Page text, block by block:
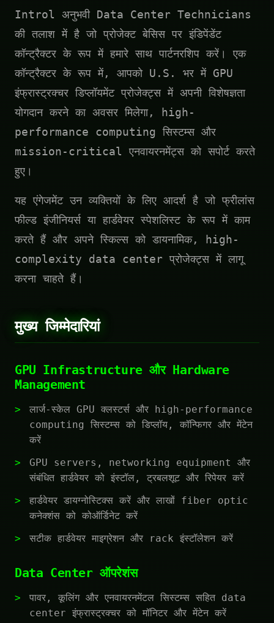
Introl अनुभवी Data Center Technicians
की तलाश में है जो प्रोजेक्ट बेसिस पर इंडिपेंडेंट
कॉन्ट्रैक्टर के रूप में हमारे साथ पार्टनरशिप करें। एक
कॉन्ट्रैक्टर के रूप में, आपको U.S. भर में GPU
इंफ्रास्ट्रक्चर डिप्लॉयमेंट प्रोजेक्ट्स में अपनी विशेषज्ञता
योगदान करने का अवसर मिलेगा, high-
performance computing सिस्टम्स और
mission-critical एनवायरनमेंट्स को सपोर्ट करते
हुए।
यह एंगेजमेंट उन व्यक्तियों के लिए आदर्श है जो फ्रीलांस
फील्ड इंजीनियर्स या हार्डवेयर स्पेशलिस्ट के रूप में काम
करते हैं और अपने स्किल्स को डायनामिक, high-
complexity data center प्रोजेक्ट्स में लागू
करना चाहते हैं।
मुख्य जिम्मेदारियां
GPU Infrastructure और Hardware
Management
लार्ज-स्केल GPU क्लस्टर्स और high-performance
computing सिस्टम्स को डिप्लॉय, कॉन्फिगर और मेंटेन
करें
GPU servers, networking equipment और
संबंधित हार्डवेयर को इंस्टॉल, ट्रबलशूट और रिपेयर करें
हार्डवेयर डायग्नोस्टिक्स करें और लाखों fiber optic
कनेक्शंस को कोऑर्डिनेट करें
सटीक हार्डवेयर माइग्रेशन और rack इंस्टॉलेशन करें
Data Center ऑपरेशंस
पावर, कूलिंग और एनवायरनमेंटल सिस्टम्स सहित data
center इंफ्रास्ट्रक्चर को मॉनिटर और मेंटेन करें